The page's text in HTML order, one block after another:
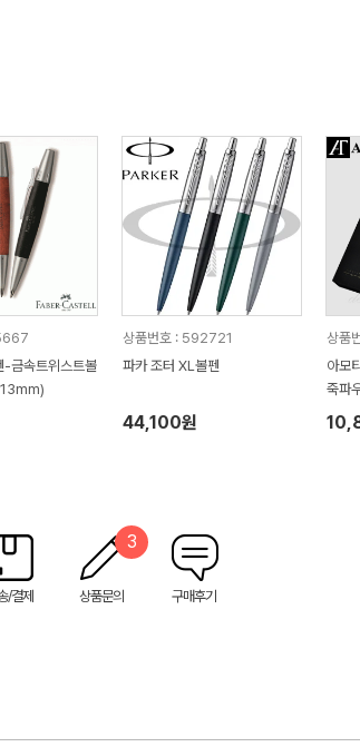
-금속트위스트볼
상품번호 : 592721
파카 조터 XL볼펜
44,100원
상품
아모
죽파
/결제 상품문의
3
구매후기